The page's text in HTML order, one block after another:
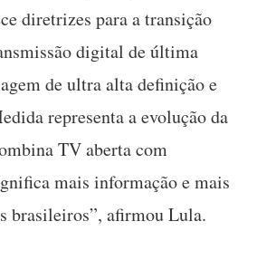
diretrizes para a transição
digital de última
de ultra alta definição e
representa a evolução da
TV aberta com
mais informação e mais
brasileiros”, afirmou Lula.